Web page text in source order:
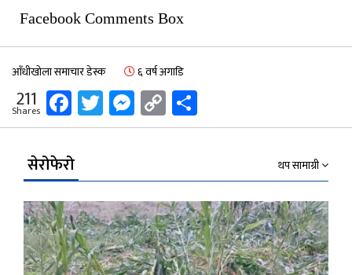
Facebook Comments Box
आँधीखोला समाचार डेस्क ६ वर्ष अगाडि
211
Shares Facebook
Twitter
Messenger
Copy
Link
सेरोफेरो थप सामाग्री